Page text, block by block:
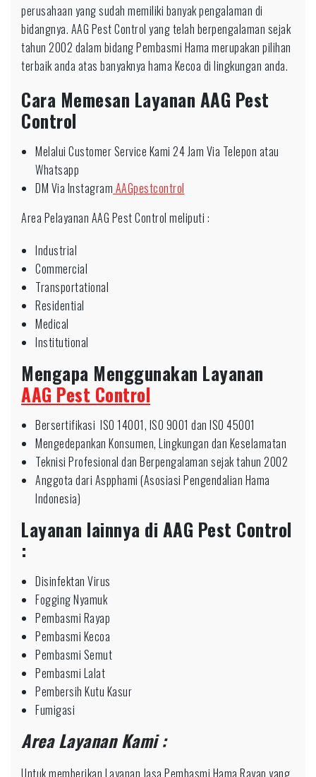
perusahaan yang sudah memiliki banyak pengalaman di
bidangnya. AAG Pest Control yang telah berpengalaman sejak
tahun 2002 dalam bidang Pembasmi Hama merupakan pilihan
terbaik anda atas banyaknya hama Kecoa di lingkungan anda.
Cara Memesan Layanan AAG Pest
Control
Melalui Customer Service Kami 24 Jam Via Telepon atau
Whatsapp
DM Via Instagram AAGpestcontrol
Area Pelayanan AAG Pest Control meliputi :
Industrial
Commercial
Transportational
Residential
Medical
Institutional
Mengapa Menggunakan Layanan
AAG Pest Control
Bersertifikasi ISO 14001, ISO 9001 dan ISO 45001
Mengedepankan Konsumen, Lingkungan dan Keselamatan
Teknisi Profesional dan Berpengalaman sejak tahun 2002
Anggota dari Aspphami (Asosiasi Pengendalian Hama
Indonesia)
Layanan lainnya di AAG Pest Control
:
Disinfektan Virus
Fogging Nyamuk
Pembasmi Rayap
Pembasmi Kecoa
Pembasmi Semut
Pembasmi Lalat
Pembersih Kutu Kasur
Fumigasi
Area Layanan Kami :
Untuk memberikan Layanan Jasa Pembasmi Hama Rayap yang